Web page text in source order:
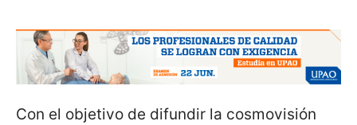
Con el objetivo de difundir la cosmovisión